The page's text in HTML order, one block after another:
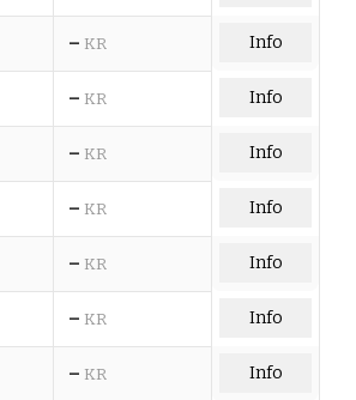
– KR Info
– KR Info
– KR Info
– KR Info
– KR Info
– KR Info
– KR Info